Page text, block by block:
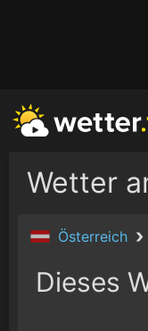
Österreich
Dieses